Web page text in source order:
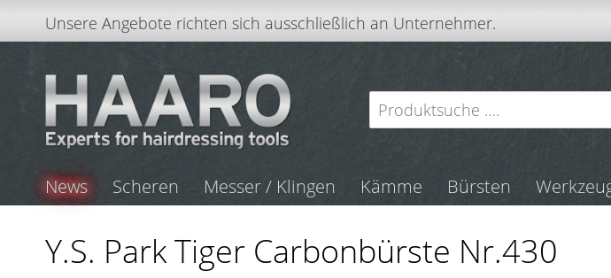
Unsere Angebote richten sich ausschließlich an Unternehmer.
News Scheren Messer / Klingen Kämme Bürsten
Y.S. Park Tiger Carbonbürste Nr.430